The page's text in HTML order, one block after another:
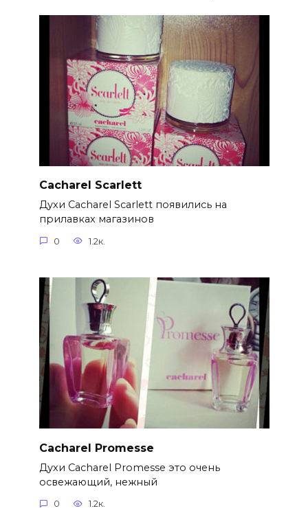
Cacharel Scarlett
Духи Cacharel Scarlett появились на
прилавках магазинов
0 1.2к.
Cacharel Promesse
Духи Cacharel Promesse это очень
освежающий, нежный
0 1.2к.